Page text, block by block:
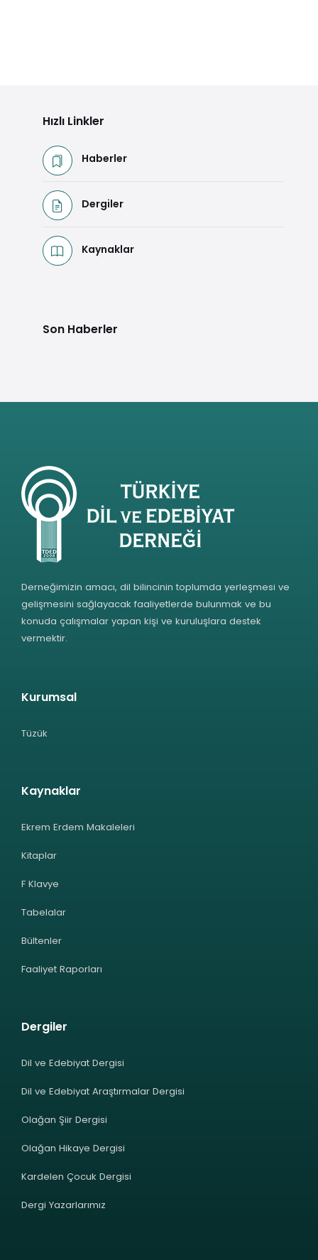
Hızlı Linkler
Haberler
Dergiler
Kaynaklar
Son Haberler
Derneğimizin amacı, dil bilincinin toplumda yerleşmesi ve
gelişmesini sağlayacak faaliyetlerde bulunmak ve bu
konuda çalışmalar yapan kişi ve kuruluşlara destek
vermektir.
Kurumsal
Tüzük
Kaynaklar
Ekrem Erdem Makaleleri
Kitaplar
F Klavye
Tabelalar
Bültenler
Faaliyet Raporları
Dergiler
Dil ve Edebiyat Dergisi
Dil ve Edebiyat Araştırmalar Dergisi
Olağan Şiir Dergisi
Olağan Hikaye Dergisi
Kardelen Çocuk Dergisi
Dergi Yazarlarımız